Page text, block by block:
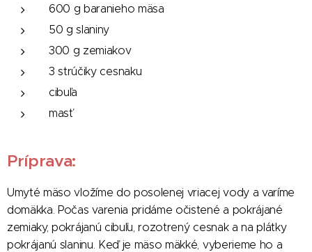
600 g baranieho mäsa
50 g slaniny
300 g zemiakov
3 strúčiky cesnaku
cibuľa
masť
Príprava:
Umyté mäso vložíme do posolenej vriacej vody a varíme
domäkka. Počas varenia pridáme očistené a pokrájané
zemiaky, pokrájanú cibuľu, rozotrený cesnak a na plátky
pokrájanú slaninu. Keď je mäso mäkké, vyberieme ho a